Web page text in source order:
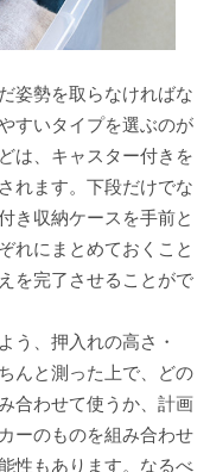
姿勢を取らなければな
すいタイプを選ぶのが
は、キャスター付きを
れます。下段だけでな
き収納ケースを手前と
れにまとめておくこと
を完了させることがで
う、押入れの高さ・
んと測った上で、どの
合わせて使うか、計画
ーのものを組み合わせ
性もあります。なるべ